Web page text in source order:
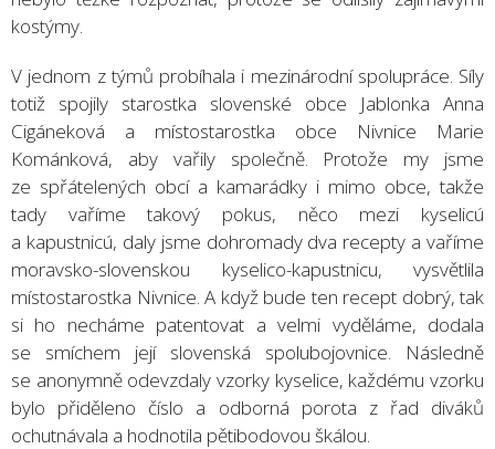
kostýmy.
V jednom z týmů probíhala i mezinárodní spolupráce. Síly
totiž spojily starostka slovenské obce Jablonka Anna
Cigáneková a místostarostka obce Nivnice Marie
Kománková, aby vařily společně. Protože my jsme
ze spřátelených obcí a kamarádky i mimo obce, takže
tady vaříme takový pokus, něco mezi kyselicú
a kapustnicú, daly jsme dohromady dva recepty a vaříme
moravsko-slovenskou kyselico-kapustnicu, vysvětlila
místostarostka Nivnice. A když bude ten recept dobrý, tak
si ho necháme patentovat a velmi vyděláme, dodala
se smíchem její slovenská spolubojovnice. Následně
se anonymně odevzdaly vzorky kyselice, každému vzorku
bylo přiděleno číslo a odborná porota z řad diváků
ochutnávala a hodnotila pětibodovou škálou.